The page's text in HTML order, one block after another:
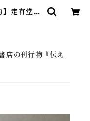
】定有堂書
店の刊行物『伝え